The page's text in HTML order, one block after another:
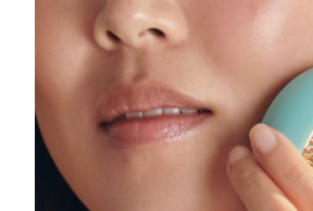
紐西蘭
挪威
阿曼